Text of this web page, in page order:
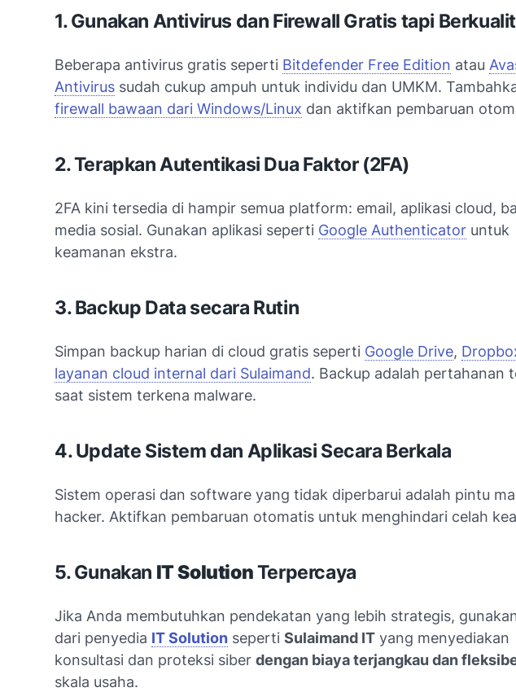
1. Gunakan Antivirus dan Firewall Gratis tapi
Beberapa antivirus gratis seperti Bitdefender Free Edition atau
Antivirus sudah cukup ampuh untuk individu dan UMKM.
firewall bawaan dari Windows/Linux dan aktifkan pembaruan
2. Terapkan Autentikasi Dua Faktor (2FA)
2FA kini tersedia di hampir semua platform: email, aplikasi cloud,
media sosial. Gunakan aplikasi seperti Google Authenticator untuk
keamanan ekstra.
3. Backup Data secara Rutin
Simpan backup harian di cloud gratis seperti Google Drive,
layanan cloud internal dari Sulaimand. Backup adalah pertahanan
saat sistem terkena malware.
4. Update Sistem dan Aplikasi Secara Berkala
Sistem operasi dan software yang tidak diperbarui adalah pintu
hacker. Aktifkan pembaruan otomatis untuk menghindari celah
5. Gunakan IT SolutionTerpercaya
Jika Anda membutuhkan pendekatan yang lebih strategis,
dari penyedia IT Solution seperti Sulaimand IT yang menyediakan
konsultasi dan proteksi siber dengan biaya terjangkau dan
skala usaha.